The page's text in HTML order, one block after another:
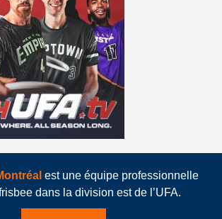
est une équipe professionnelle
dans la division est de l’UFA.